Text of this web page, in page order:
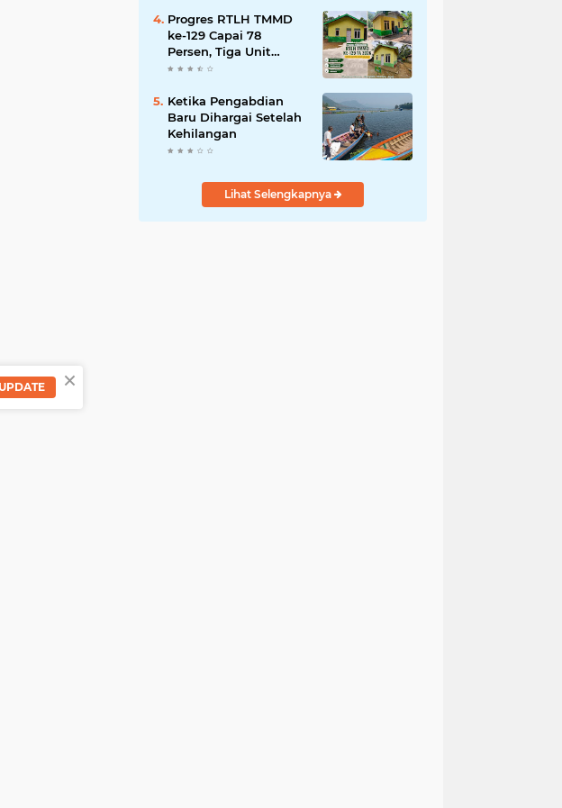
Progres RTLH TMMD
ke-129 Capai 78
Persen, Tiga Unit
Rumah Bantuan Mulai
Ketika Pengabdian
Baru Dihargai Setelah
Kehilangan
Lihat Selengkapnya
×
UPDATE